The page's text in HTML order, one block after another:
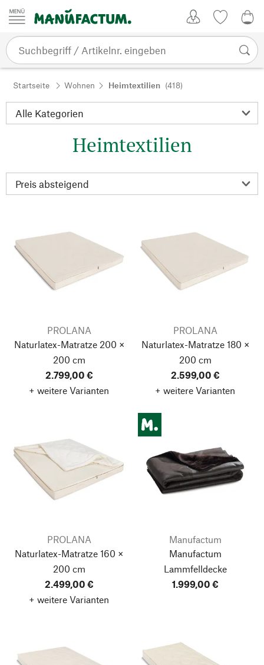
Zum Inhalt springen
Startseite Wohnen Heimtextilien (418)
Heimtextilien
PROLANA
Naturlatex-Matratze 200 ×
200 cm
2.799,00 €
+ weitere Varianten
PROLANA
Naturlatex-Matratze 180 ×
200 cm
2.599,00 €
+ weitere Varianten
PROLANA
Naturlatex-Matratze 160 ×
200 cm
2.499,00 €
+ weitere Varianten
Manufactum
Manufactum
Lammfelldecke
1.999,00 €